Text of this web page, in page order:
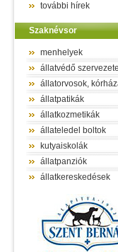
további hírek
Szaknévsor
menhelyek
állatvédő
állatorvosok,
állatpatikák
állatkozmetikák
állateledel boltok
kutyaiskolák
állatpanziók
állatkereskedések